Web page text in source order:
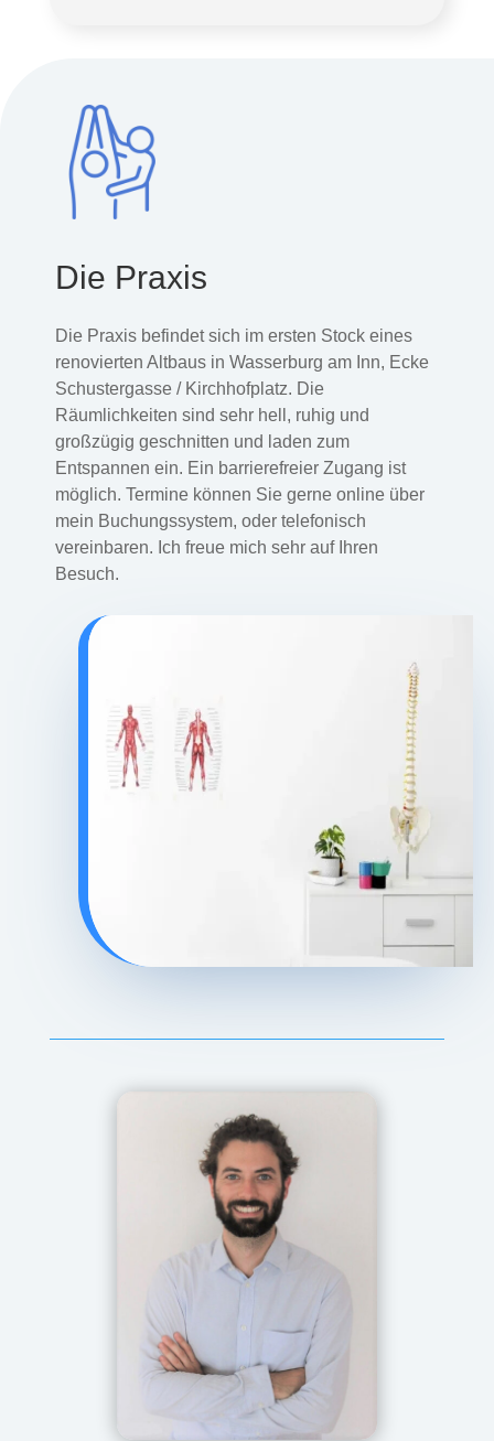
Die Praxis
Die Praxis befindet sich im ersten Stock eines
renovierten Altbaus in Wasserburg am Inn, Ecke
Schustergasse / Kirchhofplatz. Die
Räumlichkeiten sind sehr hell, ruhig und
großzügig geschnitten und laden zum
Entspannen ein. Ein barrierefreier Zugang ist
möglich. Termine können Sie gerne online über
mein Buchungssystem, oder telefonisch
vereinbaren. Ich freue mich sehr auf Ihren
Besuch.